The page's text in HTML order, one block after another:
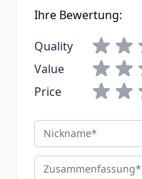
Ihre Bewertung:
Quality
Value
Price
Nickname
Zusammenfassung